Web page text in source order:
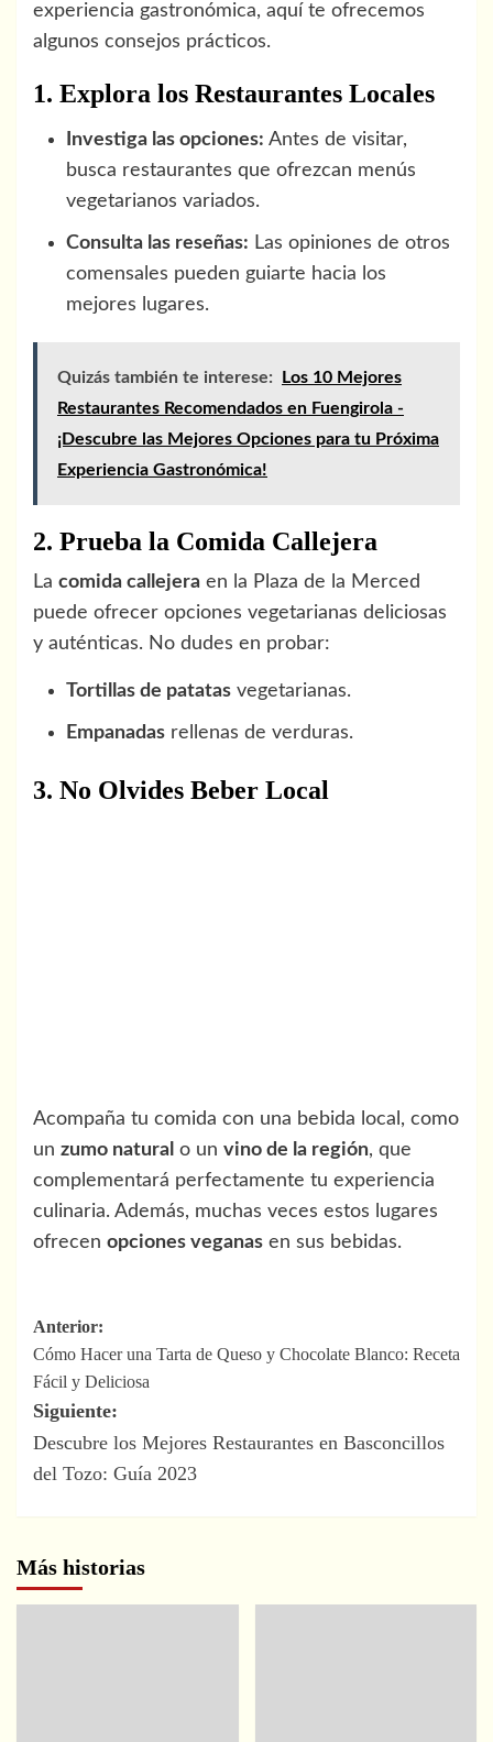
experiencia gastronómica, aquí te ofrecemos
algunos consejos prácticos.
1. Explora los Restaurantes Locales
Investiga las opciones: Antes de visitar,
busca restaurantes que ofrezcan menús
vegetarianos variados.
Consulta las reseñas: Las opiniones de otros
comensales pueden guiarte hacia los
mejores lugares.
Quizás también te interese:
Los 10 Mejores
Restaurantes Recomendados en Fuengirola -
¡Descubre las Mejores Opciones para tu Próxima
Experiencia Gastronómica!
2. Prueba la Comida Callejera
La comida callejera en la Plaza de la Merced
puede ofrecer opciones vegetarianas deliciosas
y auténticas. No dudes en probar:
Tortillas de patatas vegetarianas.
Empanadas rellenas de verduras.
3. No Olvides Beber Local
Acompaña tu comida con una bebida local, como
un zumo natural o un vino de la región, que
complementará perfectamente tu experiencia
culinaria. Además, muchas veces estos lugares
ofrecen opciones veganas en sus bebidas.
Navegación
de
entradas
Anterior:
Cómo Hacer una Tarta de Queso y Chocolate Blanco: Receta
Fácil y Deliciosa
Siguiente:
Descubre los Mejores Restaurantes en Basconcillos
del Tozo: Guía 2023
Más historias